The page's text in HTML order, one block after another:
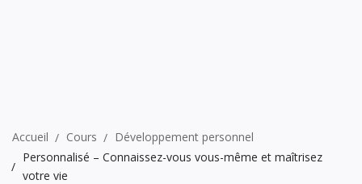
Accueil Cours
Développement personnel
Personnalisé – Connaissez-vous vous-même et maîtrisez
votre vie